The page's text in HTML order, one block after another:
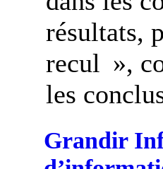
résultats,
recul »,
les
Grandir